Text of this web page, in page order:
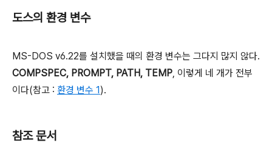
도스의 환경 변수
MS-DOS v6.22를 설치했을 때의 환경 변수는 그다지 많지 않다.
COMPSPEC, PROMPT, PATH, TEMP, 이렇게 네 개가 전부
이다(참고 : 환경 변수 1 ).
참조 문서